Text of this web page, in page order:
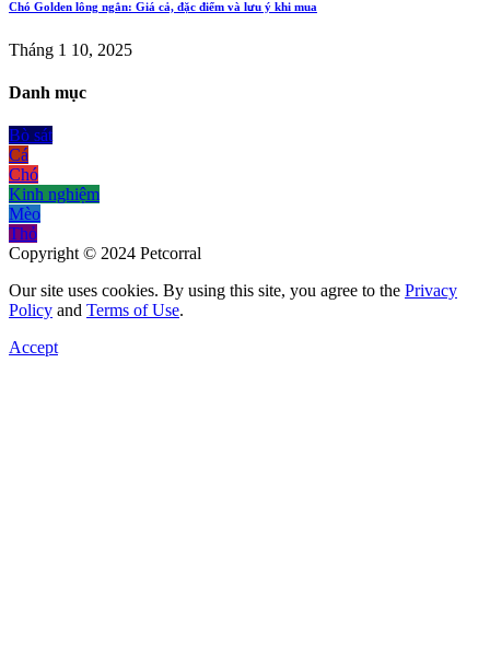
Chó Golden lông ngắn: Giá cả, đặc điểm và lưu ý khi mua
Tháng 1 10, 2025
Danh mục
Bò sát
Cá
Chó
Kinh nghiệm
Mèo
Thỏ
Copyright © 2024 Petcorral
Our site uses cookies. By using this site, you agree to the Privacy
Policy and Terms of Use.
Accept